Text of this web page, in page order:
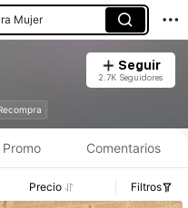
Mujer
Seguir
2.7K Seguidores
Promo Comentarios
Precio Filtros